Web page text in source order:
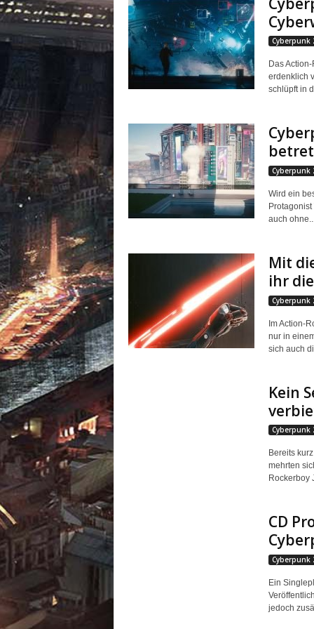
Cyberpunk
Das
erdenklich
schlüpft in
Cyberpunk
Wird ein
auch
Mit
ihr
Cyberpunk
Im Action-
nur in
sich auch
Kein
Cyberpunk
Bereits
mehrten
Rockerboy
CD
Cyberpunk
Ein
jedoch